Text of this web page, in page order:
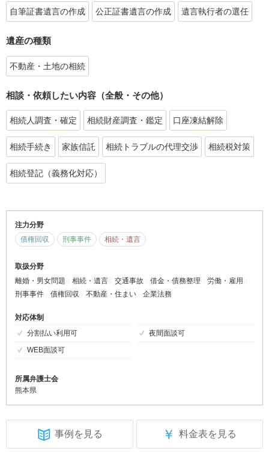
自筆証書遺言の作成 公正証書遺言の作成 遺言執行者の選任
遺産の種類
不動産・土地の相続
相談・依頼したい内容（全般・その他）
相続人調査・確定 相続財産調査・鑑定 口座凍結解除
相続手続き 家族信託 相続トラブルの代理交渉 相続税対策
相続登記（義務化対応）
注力分野
債権回収
刑事事件 相続・遺言
取扱分野
離婚・男女問題
相続・遺言 交通事故 借金・債務整理
労働・雇用
刑事事件
債権回収 不動産・住まい 企業法務
対応体制
分割払い利用可
夜間面談可
WEB面談可
所属弁護士会
熊本県
事例を見る ￥ 料金表を見る